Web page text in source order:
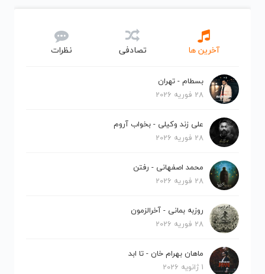
آخرین ها تصادفی نظرات
بسطام - تهران
28 فوریه 2026
علی زند وکیلی - بخواب آروم
28 فوریه 2026
محمد اصفهانی - رفتن
28 فوریه 2026
روزبه بمانی - آخرالزمون
28 فوریه 2026
ماهان بهرام خان - تا ابد
1 ژانویه 2026